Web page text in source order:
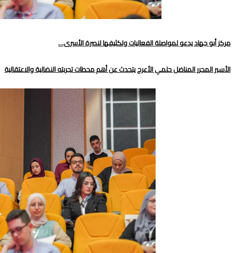
مركز أبو جهاد يدعو لمواصلة الفعاليات وتكثيفها لنصرة الأسرى…
الأسير المحرر المناضل حلمي الأعرج يتحدث عن أهم محطات تجربته النضالية والاعتقالية